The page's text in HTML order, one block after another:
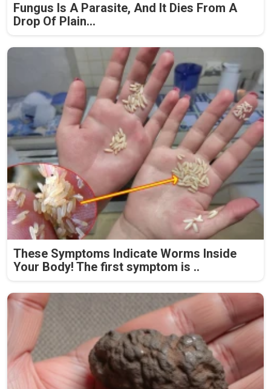
Fungus Is A Parasite, And It Dies From A
Drop Of Plain...
These Symptoms Indicate Worms Inside
Your Body! The first symptom is ..